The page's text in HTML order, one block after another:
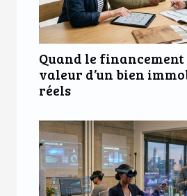
Quand le
valeur d’un bien
réels